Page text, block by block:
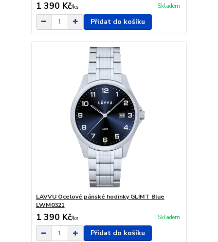
1 390 Kč/ks Skladem
Přidat do košíku
LAVVU Ocelové pánské hodinky GLIMT Blue
LWM0321
1 390 Kč/ks Skladem
Přidat do košíku